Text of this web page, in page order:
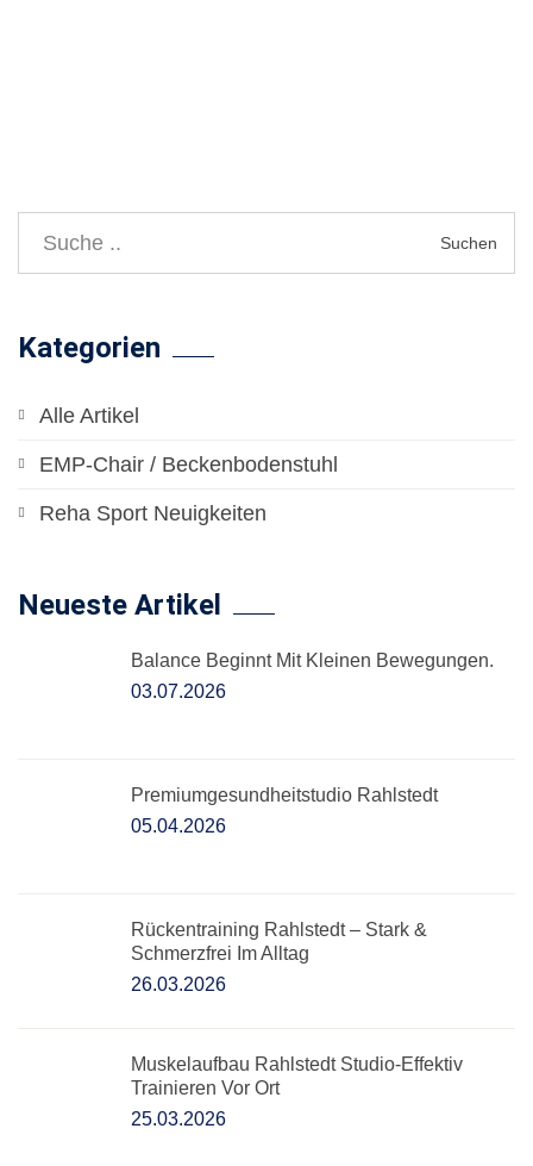
Suchen
Kategorien
Alle Artikel
EMP-Chair / Beckenbodenstuhl
Reha Sport Neuigkeiten
Neueste Artikel
Balance Beginnt Mit Kleinen Bewegungen.
03.07.2026
Premiumgesundheitstudio Rahlstedt
05.04.2026
Rückentraining Rahlstedt – Stark &
Schmerzfrei Im Alltag
26.03.2026
Muskelaufbau Rahlstedt Studio-Effektiv
Trainieren Vor Ort
25.03.2026